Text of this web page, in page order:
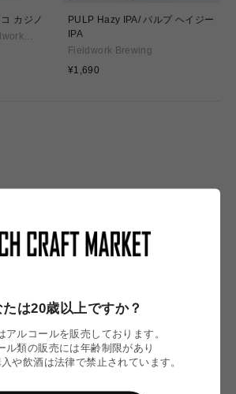
ディスコ カジノ
PULP Hazy IPA/ パルプ ヘイジー
IPA
Fieldwork Brewing
通
¥1,690
たは20歳以上ですか？
アルコールを販売しております。
ル類の販売には年齢制限があり
や飲酒は法律で禁止されています。